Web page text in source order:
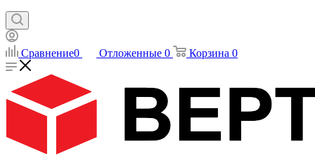
Сравнение0 Отложенные 0 Корзина 0